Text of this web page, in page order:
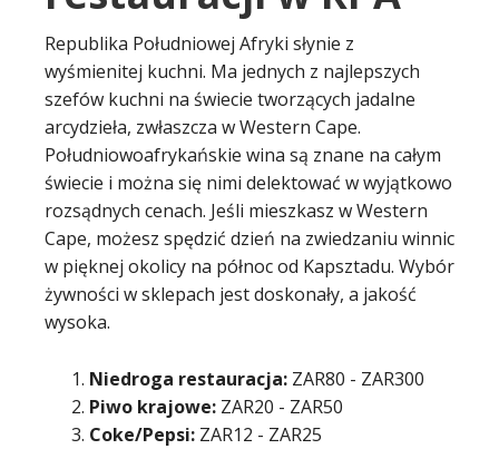
Republika Południowej Afryki słynie z
wyśmienitej kuchni. Ma jednych z najlepszych
szefów kuchni na świecie tworzących jadalne
arcydzieła, zwłaszcza w Western Cape.
Południowoafrykańskie wina są znane na całym
świecie i można się nimi delektować w wyjątkowo
rozsądnych cenach. Jeśli mieszkasz w Western
Cape, możesz spędzić dzień na zwiedzaniu winnic
w pięknej okolicy na północ od Kapsztadu. Wybór
żywności w sklepach jest doskonały, a jakość
wysoka.
Niedroga restauracja: ZAR80 - ZAR300
Piwo krajowe: ZAR20 - ZAR50
Coke/Pepsi: ZAR12 - ZAR25